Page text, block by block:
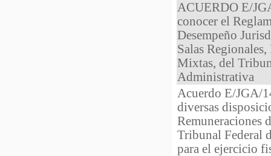
ACUERDO E/
conocer el
Desempeño
Salas
Mixtas, del
Administrativa
Acuerdo E/JGA/
diversas
Remuneraciones
Tribunal Federal
para el ejercicio